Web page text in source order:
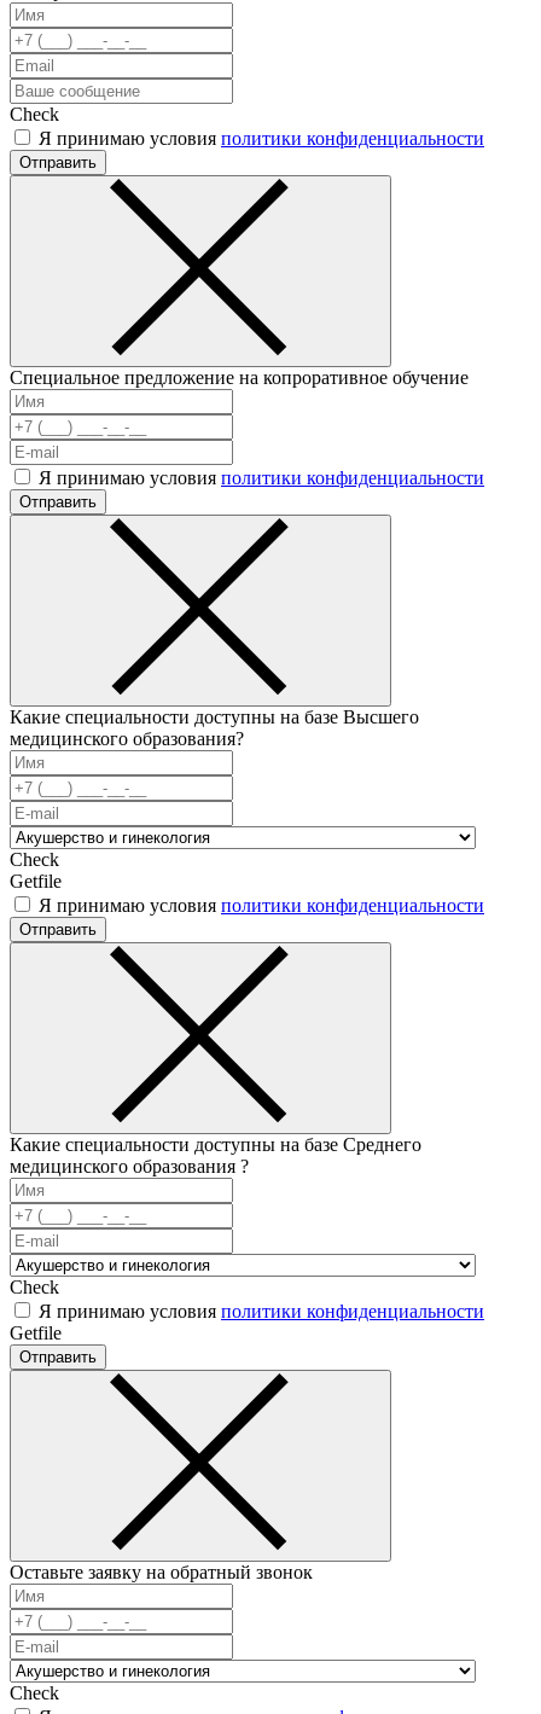
Check
Я принимаю условия политики конфиденциальности
Отправить
Специальное предложение на копроративное обучение
Я принимаю условия политики конфиденциальности
Отправить
Какие специальности доступны на базе Высшего
медицинского образования?
Check
Getfile
Я принимаю условия политики конфиденциальности
Отправить
Какие специальности доступны на базе Среднего
медицинского образования ?
Check
Я принимаю условия политики конфиденциальности
Getfile
Отправить
Оставьте заявку на обратный звонок
Check